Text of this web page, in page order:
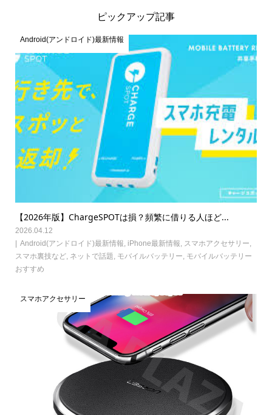
ピックアップ記事
Android(アンドロイド)最新情報
【2026年版】ChargeSPOTは損？頻繁に借りる人ほど...
2026.04.12
Android(アンドロイド)最新情報, iPhone最新情報, スマホアクセサリー,
スマホ裏技など, ネットで話題, モバイルバッテリー, モバイルバッテリー
おすすめ
スマホアクセサリー